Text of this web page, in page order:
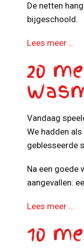
De netten
bijgeschoold.
Lees meer …
20
Vandaag
We hadden
geblesseerde
Na een goede
aangevallen:
Lees meer …
10